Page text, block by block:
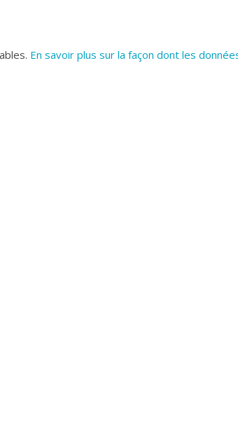
En savoir plus sur la façon dont les